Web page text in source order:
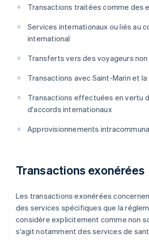
Transactions traitées comme des
Services internationaux ou liés au
international
Transferts vers des voyageurs
Transactions avec Saint-Marin et la
Transactions effectuées en vertu
d'accords internationaux
Approvisionnements
Transactions exonérées
Les transactions exonérées
des services spécifiques que la
considère explicitement comme non
s'agit notamment des services de